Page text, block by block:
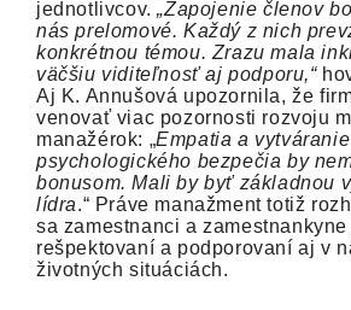
jednotlivcov.„Zapojenie členov
nás prelomové. Každý z nich
konkrétnou témou. Zrazu mala
väčšiu viditeľnosť aj podporu,“
Aj K. Annušová upozornila, že
venovať viac pozornosti rozvoju
manažérok: „Empatia a vytváranie
psychologického bezpečia by
bonusom. Mali by byť základnou
lídra.“ Práve manažment totiž
sa zamestnanci a
rešpektovaní a podporovaní aj v
životných situáciách.